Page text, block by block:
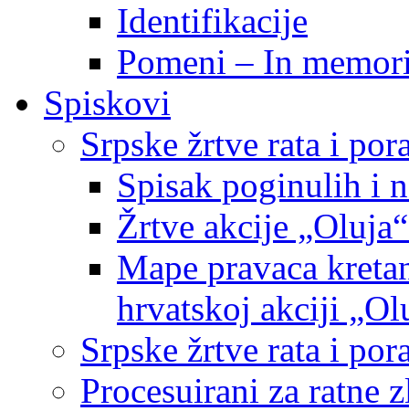
Identifikacije
Pomeni – In
Spiskovi
Srpske žrtve rata i
Spisak poginulih i
Žrtve akcije
Mape pravaca
hrvatskoj akciji
Srpske žrtve rata i
Procesuirani za ratne